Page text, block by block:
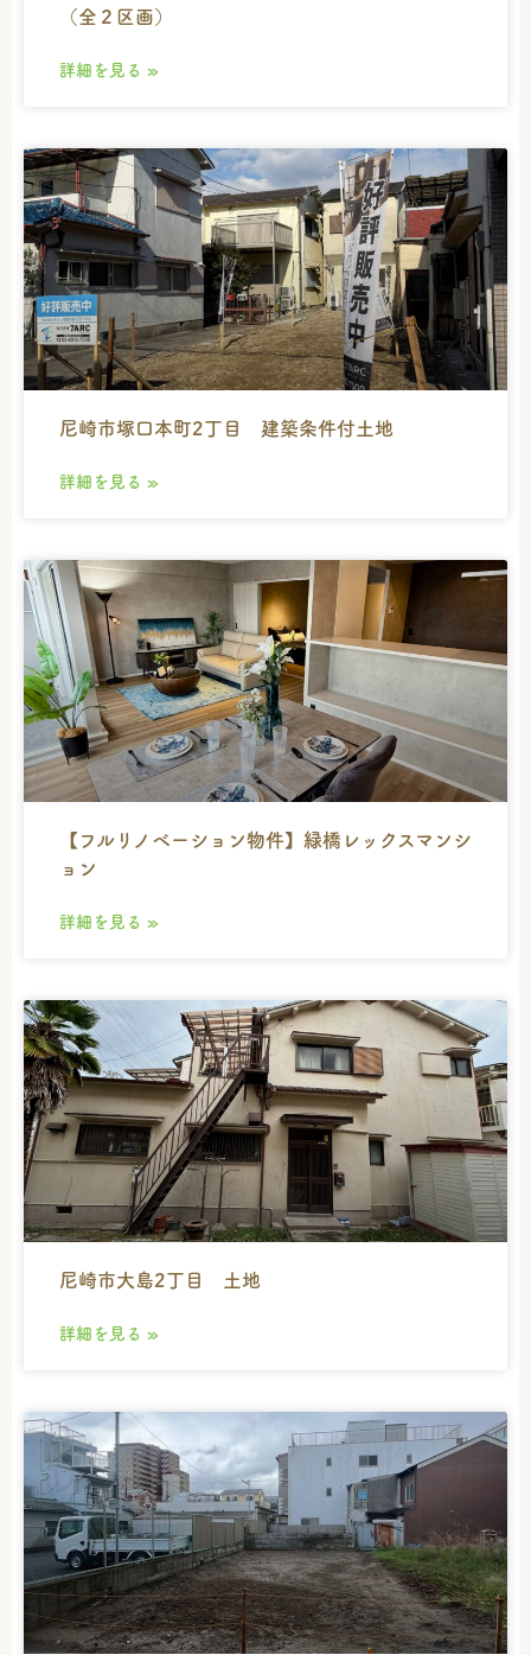
（全２区画）
詳細を見る »
尼崎市塚口本町2丁目 建築条件付土地
詳細を見る »
【フルリノベーション物件】緑橋レックスマンシ
ョン
詳細を見る »
尼崎市大島2丁目 土地
詳細を見る »